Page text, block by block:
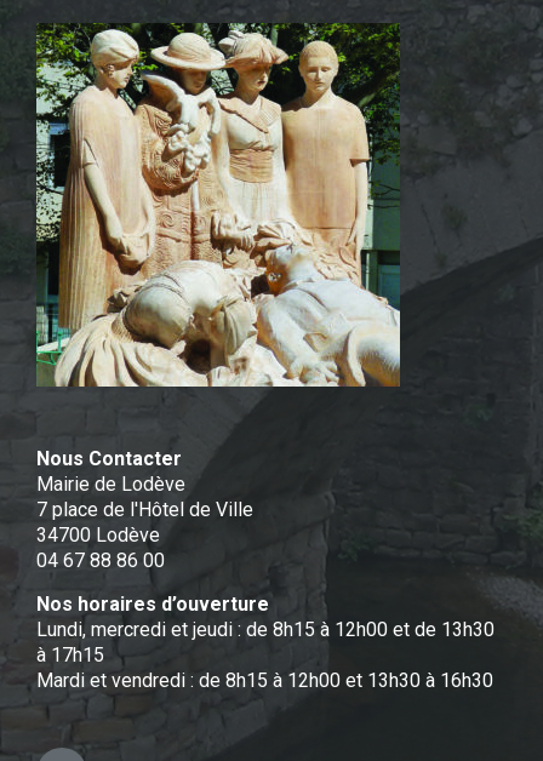
Nous Contacter
Mairie de Lodève
7 place de l'Hôtel de Ville
34700 Lodève
04 67 88 86 00
Nos horaires d’ouverture
Lundi, mercredi et jeudi : de 8h15 à 12h00 et de 13h30
à 17h15
Mardi et vendredi : de 8h15 à 12h00 et 13h30 à 16h30